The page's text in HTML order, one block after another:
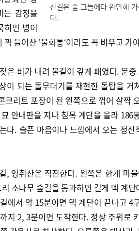
산길은 숲 그늘에다 완만해
다.
는 감정을
히면 병이
들어찬 ’울화통‘이라도 꼭 비우고 가
은 비가 내려 물길이 깊게 패였다. 문중
이 되는 돌무더기를 재현한 돌탑을 거
크리트 포장이 된 왼쪽으로 꺾어 살짝
안내판을 지나 침목 계단을 올라 186
다. 슬픈 마음이나 느낌에서 오는 정신
, 영취산은 직진한다. 왼쪽은 한개 마
소나무 숲길을 통과하면 길게 덱 계
에서 약 15분이면 덱 계단이 끝나고 4
지 2, 3분이면 도착한다. 정상 주위로